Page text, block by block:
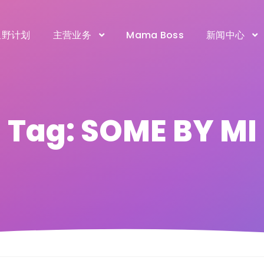
计划 主营业务 Mama Boss 新闻中心
Tag: SOME BY MI